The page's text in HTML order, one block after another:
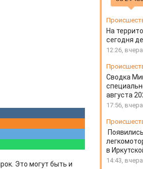
Это могут быть и
На
сегодня
12:26, вчера
Сводка
августа
17:56, вчера
в
14:43, вчера